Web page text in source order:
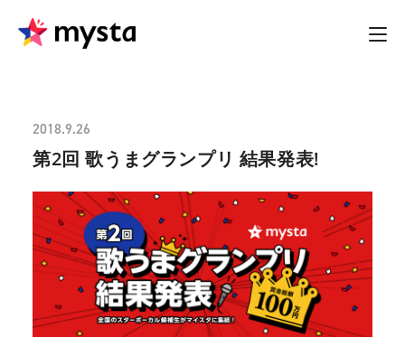
2018.9.26
第2回 歌うまグランプリ 結果発表!